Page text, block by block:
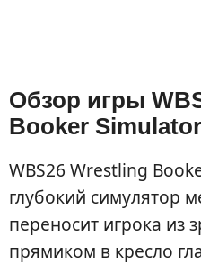
Обзор игры
Booker Simulator
WBS26 Wrestling
глубокий симулятор
переносит игрока из
прямиком в кресло